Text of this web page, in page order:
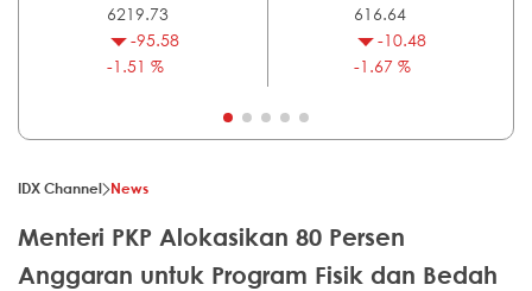
6219.73
-95.58
-1.51 %
616.64
-10.48
-1.67 %
IDX Channel News
Menteri PKP Alokasikan 80 Persen
Anggaran untuk Program Fisik dan Bedah